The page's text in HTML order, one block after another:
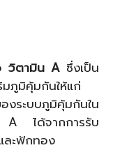
วิตามิน A ซึ่งเป็น
ภูมิคุ้มกันให้แก่
ะบบภูมิคุ้มกันใน
A ได้จากการรับ
ละฟักทอง